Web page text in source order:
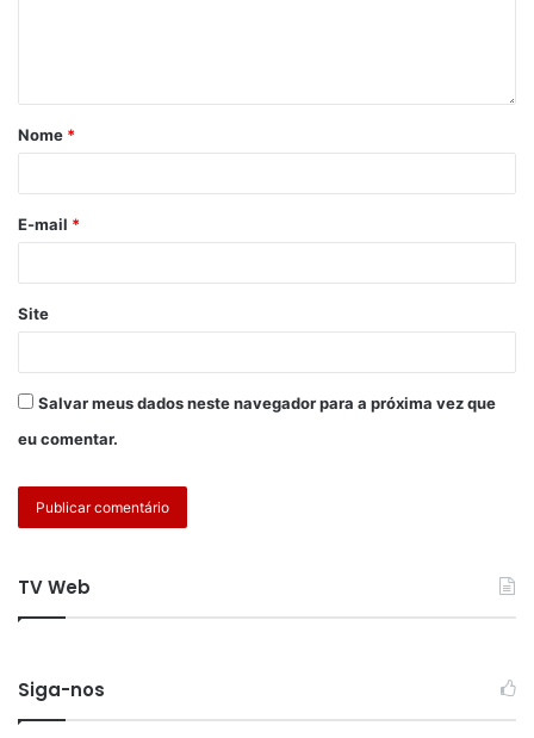
Nome *
E-mail *
Site
Salvar meus dados neste navegador para a próxima vez que
eu comentar.
TV Web
Siga-nos